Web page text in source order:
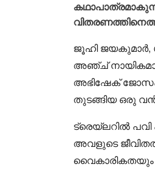
ജൂഹി ജയകുമാർ,
അഞ്ച്
അഭിഷേക്
തുടങ്ങിയ ഒരു വൻ
ട്രെയ്‌ലറില്‍
അവളുടെ
വൈകാരികതയും